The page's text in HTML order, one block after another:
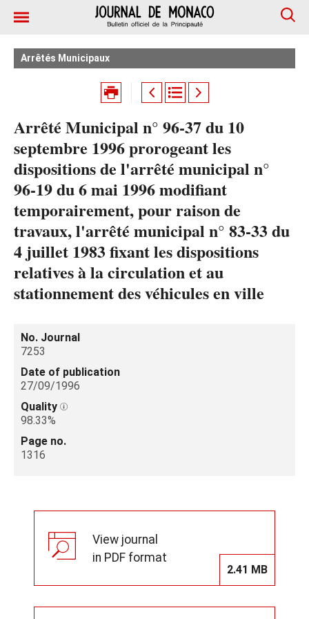
Arrêtés Municipaux
Arrêté Municipal n° 96-37 du 10
septembre 1996 prorogeant les
dispositions de l'arrêté municipal n°
96-19 du 6 mai 1996 modifiant
temporairement, pour raison de
travaux, l'arrêté municipal n° 83-33 du
4 juillet 1983 fixant les dispositions
relatives à la circulation et au
stationnement des véhicules en ville
No. Journal
7253
Date of publication
27/09/1996
Quality
98.33%
Page no.
1316
View journal
in PDF format
2.41 MB